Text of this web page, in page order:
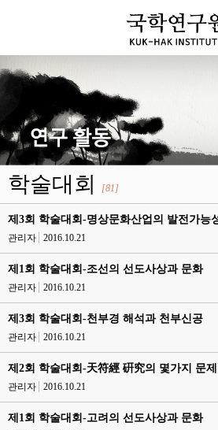
학술대회 [81]
제3회 학술대회-명상문화산업의 발전가능
관리자 2016.10.21
제1회 학술대회-조선의 선도사상과 문화
관리자 2016.10.21
제3회 학술대회-천부경 해석과 천부신공
관리자 2016.10.21
제2회 학술대회-天符經 硏究의 몇가지 문제
관리자 2016.10.21
제1회 학술대회-고려의 선도사상과 문화